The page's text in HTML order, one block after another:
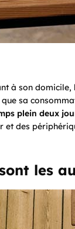
à son domicile,
sa
plein deux
et des
les